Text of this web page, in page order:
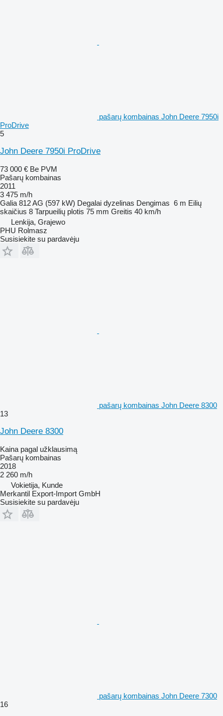
pašarų kombainas John Deere 7950i
ProDrive
5
John Deere 7950i ProDrive
73 000 € Be PVM
Pašarų kombainas
2011
3 475 m/h
Galia 812 AG (597 kW) Degalai dyzelinas Dengimas 6 m Eilių
skaičius 8 Tarpueilių plotis 75 mm Greitis 40 km/h
Lenkija, Grajewo
PHU Rolmasz
Susisiekite su pardavėju
pašarų kombainas John Deere 8300
13
John Deere 8300
Kaina pagal užklausimą
Pašarų kombainas
2018
2 260 m/h
Vokietija, Kunde
Merkantil Export-Import GmbH
Susisiekite su pardavėju
pašarų kombainas John Deere 7300
16